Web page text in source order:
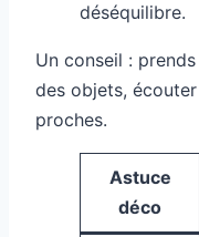
déséquilibre.
Un conseil :
des objets,
proches.
Astuce
déco